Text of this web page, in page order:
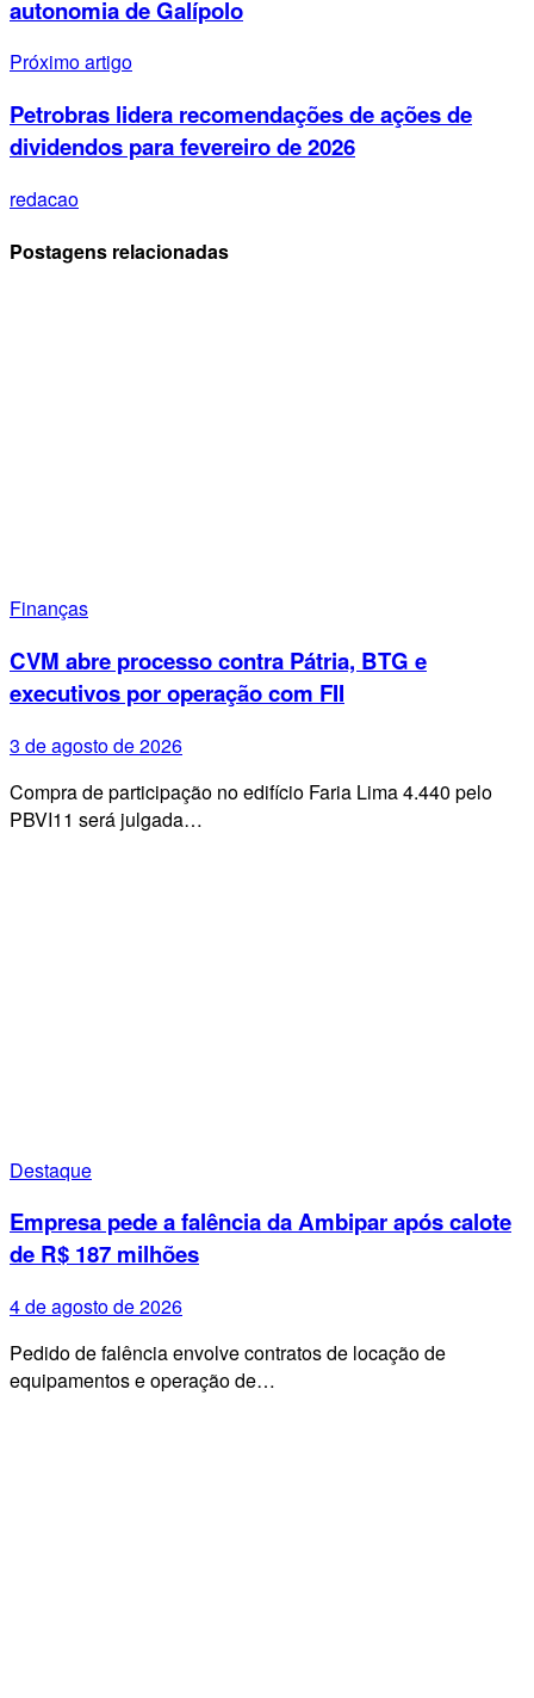
autonomia de Galípolo
Próximo artigo
Petrobras lidera recomendações de ações de
dividendos para fevereiro de 2026
redacao
Postagens relacionadas
Finanças
CVM abre processo contra Pátria, BTG e
executivos por operação com FII
3 de agosto de 2026
Compra de participação no edifício Faria Lima 4.440 pelo
PBVI11 será julgada…
Destaque
Empresa pede a falência da Ambipar após calote
de R$ 187 milhões
4 de agosto de 2026
Pedido de falência envolve contratos de locação de
equipamentos e operação de…